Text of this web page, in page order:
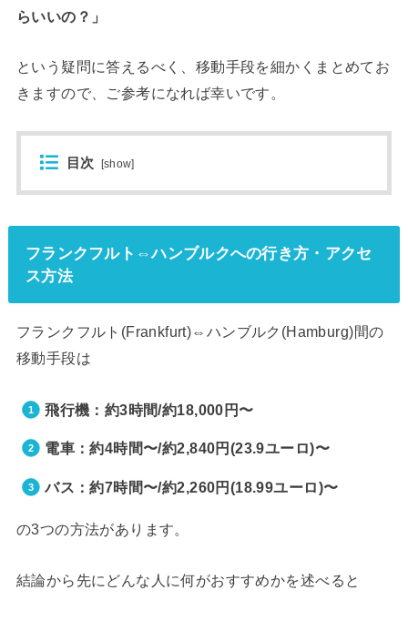
らいいの？」
という疑問に答えるべく、移動手段を細かくまとめてお
きますので、ご参考になれば幸いです。
目次 [show]
フランクフルト⇔ハンブルクへの行き方・アクセ
ス方法
フランクフルト(Frankfurt)⇔ハンブルク(Hamburg)間の
移動手段は
飛行機：約3時間/約18,000円〜
電車：約4時間〜/約2,840円(23.9ユーロ)〜
バス：約7時間〜/約2,260円(18.99ユーロ)〜
の3つの方法があります。
結論から先にどんな人に何がおすすめかを述べると